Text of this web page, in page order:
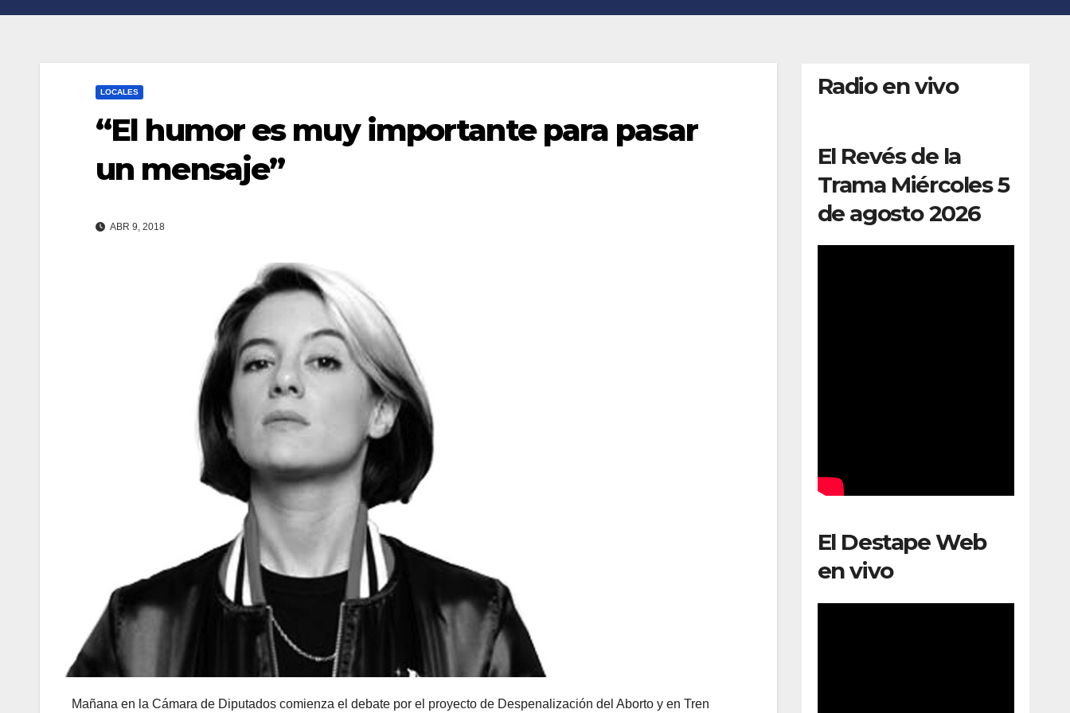
LOCALES
“El humor es muy importante para pasar
un mensaje”
ABR 9, 2018
Mañana en la Cámara de Diputados comienza el debate por el proyecto de Despenalización del Aborto y en Tren
Radio en vivo
El Revés de la
Trama Miércoles 5
de agosto 2026
El Destape Web
en vivo
n